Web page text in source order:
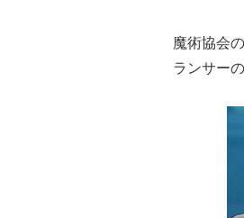
魔術協会
ランサー